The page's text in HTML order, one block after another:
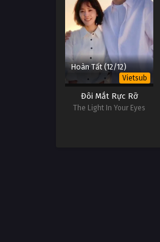
Hoàn Tất (12/12)
Vietsub
Đôi Mắt Rực Rỡ
The Light In Your Eyes